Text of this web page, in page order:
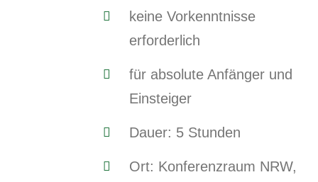
keine Vorkenntnisse
erforderlich
für absolute Anfänger und
Einsteiger
Dauer: 5 Stunden
Ort: Konferenzraum NRW,